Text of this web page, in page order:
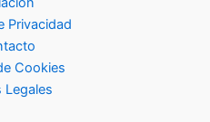
Privacidad
Cookies
Legales